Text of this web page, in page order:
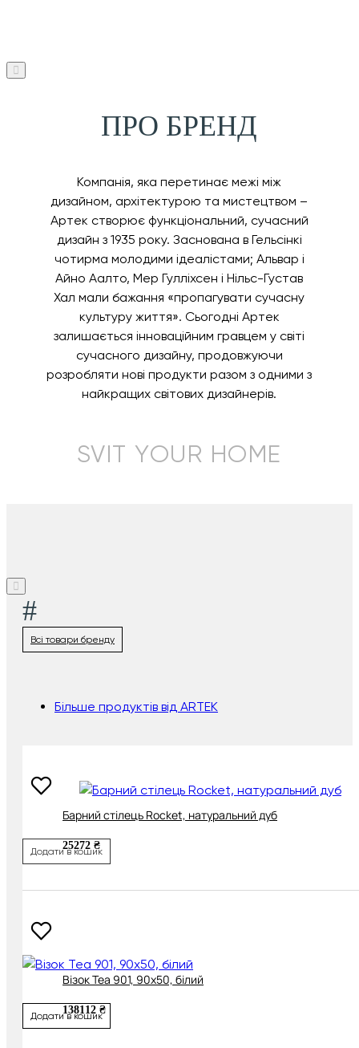
ПРО БРЕНД
Компанія, яка перетинає межі між
дизайном, архітектурою та мистецтвом –
Артек створює функціональний, сучасний
дизайн з 1935 року. Заснована в Гельсінкі
чотирма молодими ідеалістами; Альвар і
Айно Аалто, Мер Гулліхсен і Нільс-Густав
Хал мали бажання «пропагувати сучасну
культуру життя». Сьогодні Артек
залишається інноваційним гравцем у світі
сучасного дизайну, продовжуючи
розробляти нові продукти разом з одними з
найкращих світових дизайнерів.
SVIT YOUR HOME
#
Всі товари бренду
Більше продуктів від ARTEK
Барний стілець Rocket, натуральний дуб
25272 ₴
Додати в кошик
Візок Tea 901, 90х50, білий
138112 ₴
Додати в кошик